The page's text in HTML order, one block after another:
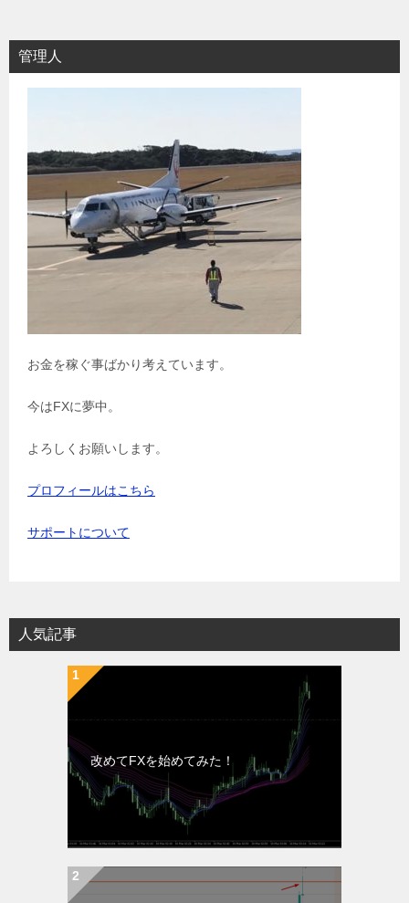
管理人
お金を稼ぐ事ばかり考えています。
今はFXに夢中。
よろしくお願いします。
プロフィールはこちら
サポートについて
人気記事
改めてFXを始めてみた！